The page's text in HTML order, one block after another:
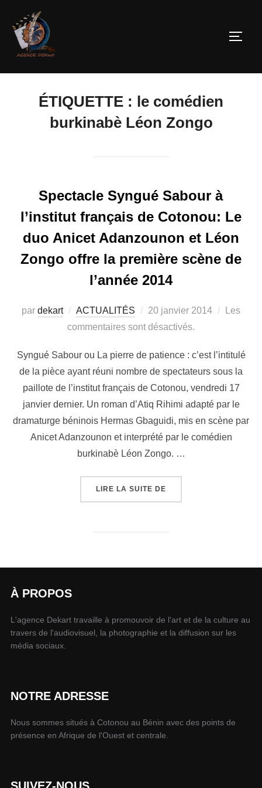
ÉTIQUETTE : le comédien
burkinabè Léon Zongo
Spectacle Syngué Sabour à
l’institut français de Cotonou: Le
duo Anicet Adanzounon et Léon
Zongo offre la première scène de
l’année 2014
par dekart ACTUALITÉS 20 janvier 2014
Les
commentaires sont désactivés.
Syngué Sabour ou La pierre de patience : c’est l’intitulé
de la pièce ayant réuni nombre de spectateurs sous la
paillote de l’institut français de Cotonou, vendredi 17
janvier dernier. Un roman d’Atiq Rihimi adapté par le
dramaturge béninois Hermas Gbaguidi, mis en scène par
Anicet Adanzounon et interprété par le comédien
burkinabè Léon Zongo. …
LIRE LA SUITE DE
À PROPOS
L'agence Dekart travaille à promouvoir de l'art et de la culture au
travers de l'audiovisuel, la photographie et la diffusion sur les
média sociaux.
NOTRE ADRESSE
Nous sommes situés à Cotonou au Bénin avec des points de
présence en Afrique de l'Ouest et centrale.